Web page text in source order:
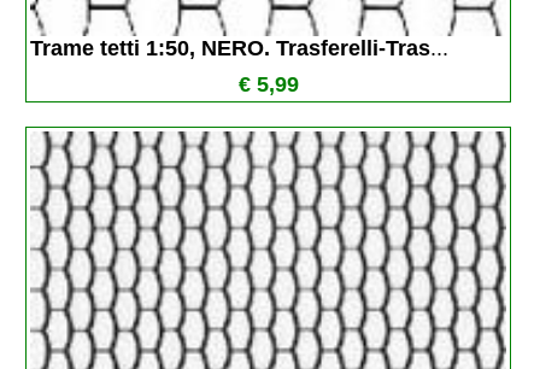
Trame tetti 1:50, NERO. Trasferelli-Tras...
€ 5,99